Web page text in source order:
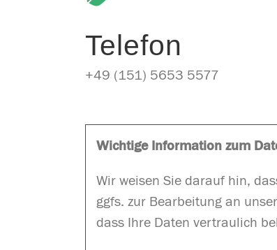
Telefon
+49 (151) 5653 5577
Wichtige Information zum
Wir weisen Sie darauf hin,
ggfs. zur Bearbeitung an
dass Ihre Daten vertraulich